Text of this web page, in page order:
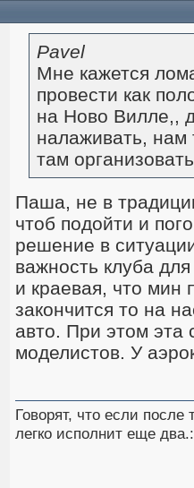
Pavel
Мне кажется
провести как
на Ново Вилле,,
налаживать,
там
Паша, не в
чтоб подойти и
решение в
важность клуба
и краевая, что мин
закончится то на
авто. При этом эта
моделистов. У
Говорят, что если
легко исполнит еще